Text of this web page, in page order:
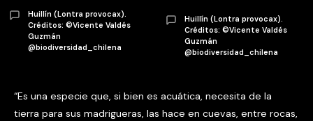
Huillín (Lontra provocax).
Créditos: ©Vicente Valdés
Guzmán
@biodiversidad_chilena
Huillín (Lontra provocax).
Créditos: ©Vicente Valdés
Guzmán
@biodiversidad_chilena
“Es una especie que, si bien es acuática, necesita de la
tierra para sus madrigueras, las hace en cuevas, entre rocas,